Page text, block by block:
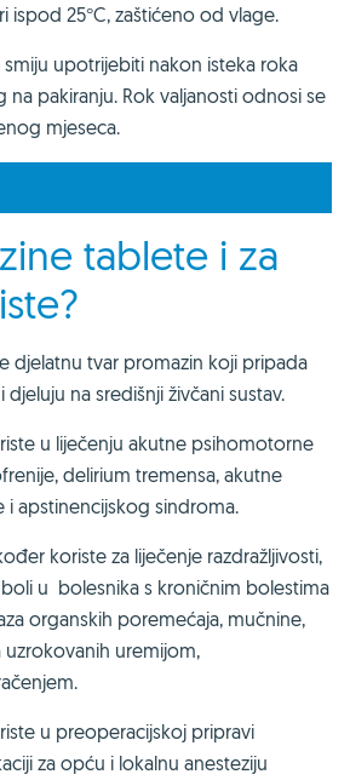
ispod 25°C, zaštićeno od vlage.
smiju upotrijebiti nakon isteka roka
na pakiranju. Rok valjanosti odnosi se
mjeseca.
tablete i za
djelatnu tvar promazin koji pripada
na središnji živčani sustav.
u liječenju akutne psihomotorne
delirium tremensa, akutne
i apstinencijskog sindroma.
koriste za liječenje razdražljivosti,
u bolesnika s kroničnim bolestima
organskih poremećaja, mučnine,
uzrokovanih uremijom,
u preoperacijskoj pripravi
za opću i lokalnu anesteziju